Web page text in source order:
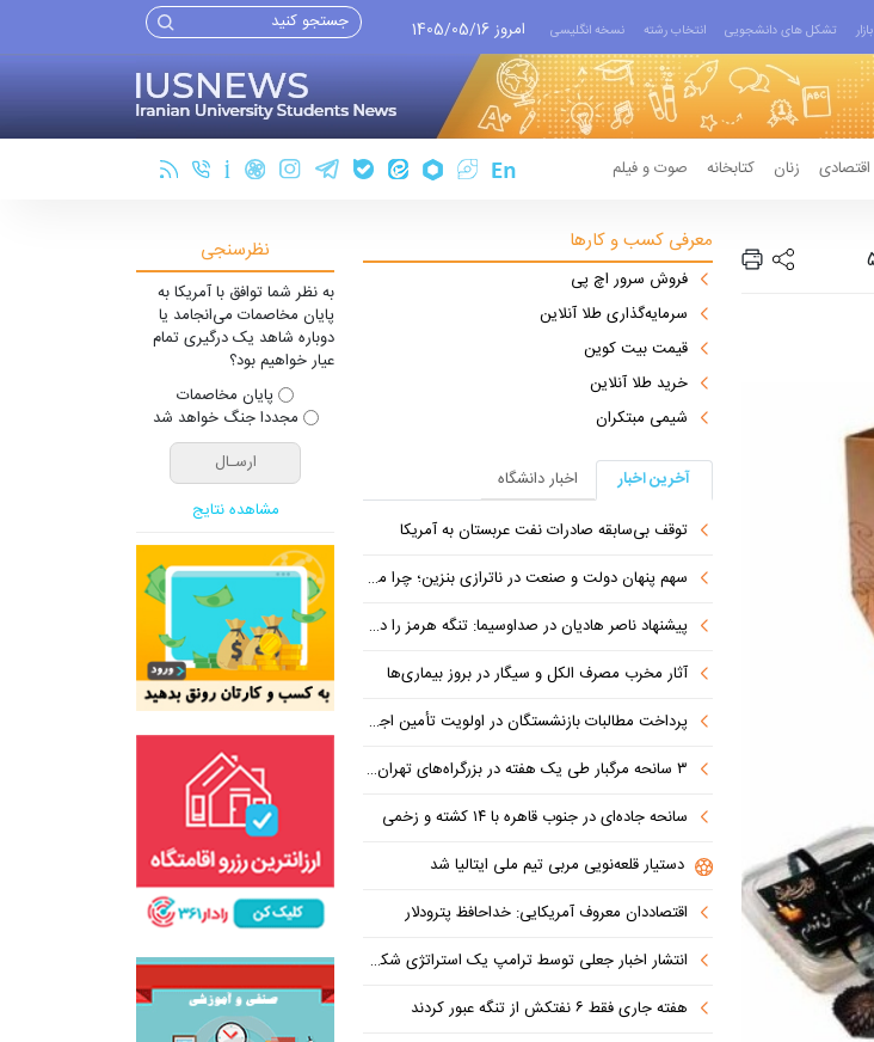
بازار تشکل های دانشجویی انتخاب رشته نسخه انگلیسی امروز 1405/05/16
اقتصادی زنان کتابخانه صوت و فیلم
معرفی کسب و کارها
فروش سرور اچ پی
سرمایه‌گذاری طلا آنلاین
قیمت بیت کوین
خرید طلا آنلاین
شیمی مبتکران
آخرین اخبار
اخبار دانشگاه
توقف بی‌سابقه صادرات نفت عربستان به آمریکا
سهم پنهان دولت و صنعت در ناترازی بنزین؛ چرا مردم مقصر اصلی نیستند؟
پیشنهاد ناصر هادیان در صداوسیما: تنگه هرمز را در ازای رفع تحریم معامله کنیم
آثار مخرب مصرف الکل و سیگار در بروز بیماری‌ها
پرداخت مطالبات بازنشستگان در اولویت تأمین اجتماعی؛ پیگیری برای تأمین منابع ادامه دارد
۳ سانحه مرگبار طی یک هفته در بزرگراه‌های تهران؛ هشدار دوباره به رانندگان و عابران
سانحه جاده‌ای در جنوب قاهره با ۱۴ کشته و زخمی
دستیار قلعه‌نویی مربی تیم ملی ایتالیا شد
اقتصاددان معروف آمریکایی: خداحافظ پترودلار
انتشار اخبار جعلی توسط ترامپ یک استراتژی شکست خورده است
هفته جاری فقط ۶ نفتکش از تنگه عبور کردند
نظرسنجی
به نظر شما توافق با آمریکا به
پایان مخاصمات می‌انجامد یا
دوباره شاهد یک درگیری تمام
عیار خواهیم بود؟
پایان مخاصمات
مجددا جنگ خواهد شد
مشاهده نتایج